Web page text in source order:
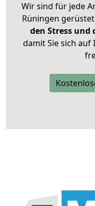
Wir sind für jede
Rüningen
den Stress und
damit Sie sich